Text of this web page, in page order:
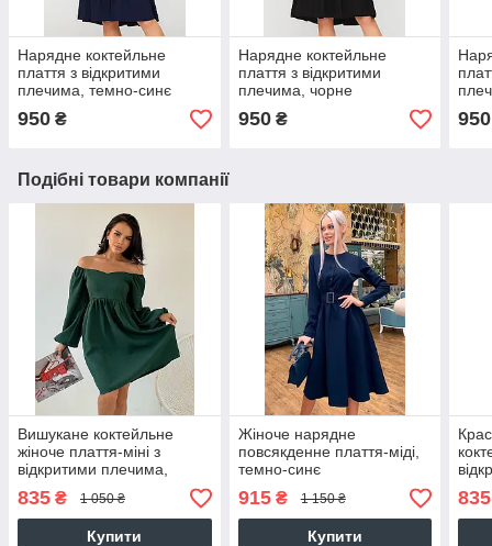
Нарядне коктейльне
плаття з відкритими
плечима, темно-синє
950 ₴
Нарядне коктейльне
плаття з відкритими
плечима, чорне
950₴ 950
Подібні товари компанії
Вишукане коктейльне
жіноче плаття-міні з
відкритими плечима,
835 ₴ 1 050 ₴
Купити
Жіноче нарядне
повсякденне плаття-міді,
темно-синє
915₴ 1 150 ₴
Купити
835